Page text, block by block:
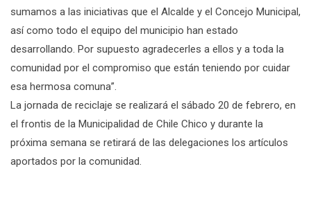
sumamos a las iniciativas que el Alcalde y el Concejo Municipal,
así como todo el equipo del municipio han estado
desarrollando. Por supuesto agradecerles a ellos y a toda la
comunidad por el compromiso que están teniendo por cuidar
esa hermosa comuna”.
La jornada de reciclaje se realizará el sábado 20 de febrero, en
el frontis de la Municipalidad de Chile Chico y durante la
próxima semana se retirará de las delegaciones los artículos
aportados por la comunidad.